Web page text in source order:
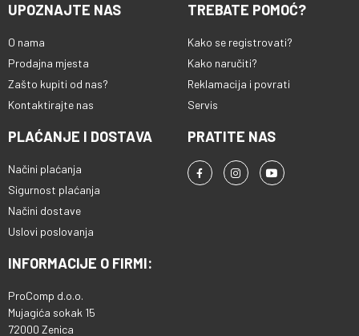
UPOZNAJTE NAS
O nama
Prodajna mjesta
Zašto kupiti od nas?
Kontaktirajte nas
TREBATE POMOĆ?
Kako se registrovati?
Kako naručiti?
Reklamacija i povrati
Servis
PLAĆANJE I DOSTAVA
Načini plaćanja
Sigurnost plaćanja
Načini dostave
Uslovi poslovanja
PRATITE NAS
INFORMACIJE O FIRMI:
ProComp d.o.o.
Mujagića sokak 15
72000 Zenica